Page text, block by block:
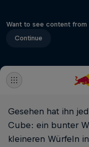
Want to see content
Continue
Gesehen hat ihn
Cube: ein bunter
kleineren Würfeln